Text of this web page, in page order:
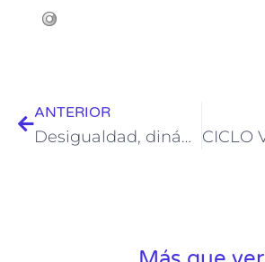
ANTERIOR
Desigualdad, dinámicas recientes y retos futuros